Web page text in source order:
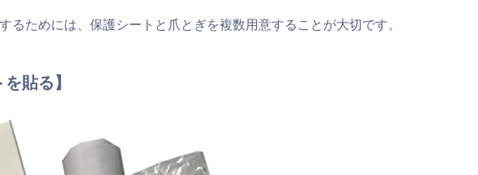
るためには、保護シートと爪とぎを複数用意することが大切です。
貼る】